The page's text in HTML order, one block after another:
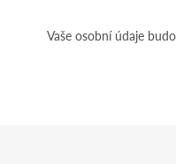
Vaše osobní údaje